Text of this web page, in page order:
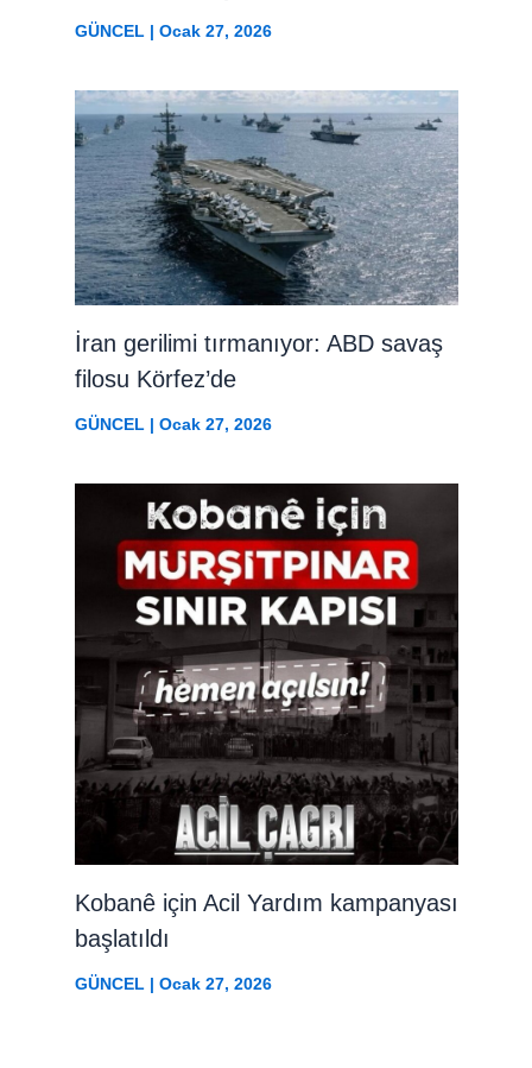
GÜNCEL | Ocak 27, 2026
İran gerilimi tırmanıyor: ABD savaş
filosu Körfez’de
GÜNCEL | Ocak 27, 2026
Kobanê için Acil Yardım kampanyası
başlatıldı
GÜNCEL | Ocak 27, 2026